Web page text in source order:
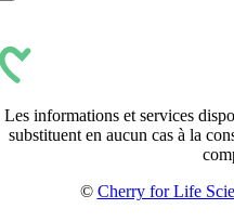
Les informations et services
substituent en aucun cas à la
© Cherry for Life